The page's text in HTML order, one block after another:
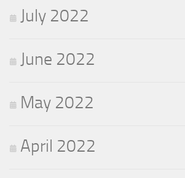
July 2022
June 2022
May 2022
April 2022